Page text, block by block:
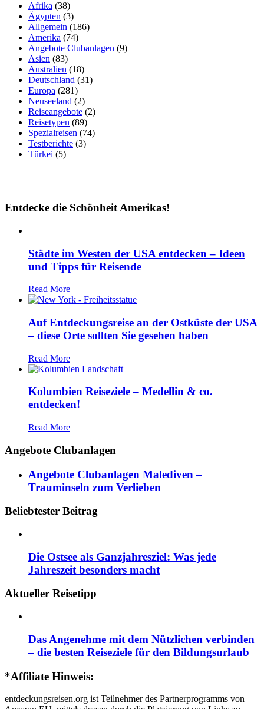
Afrika (38)
Ägypten (3)
Allgemein (186)
Amerika (74)
Angebote Clubanlagen (9)
Asien (83)
Australien (18)
Deutschland (31)
Europa (281)
Neuseeland (2)
Reiseangebote (2)
Reisetypen (89)
Spezialreisen (74)
Testberichte (3)
Türkei (5)
Entdecke die Schönheit Amerikas!
Städte im Westen der USA entdecken – Ideen
und Tipps für Reisende
Read More
Auf Entdeckungsreise an der Ostküste der USA
– diese Orte sollten Sie gesehen haben
Read More
Kolumbien Reiseziele – Medellin & co.
entdecken!
Read More
Angebote Clubanlagen
Angebote Clubanlagen Malediven –
Trauminseln zum Verlieben
Beliebtester Beitrag
Die Ostsee als Ganzjahresziel: Was jede
Jahreszeit besonders macht
Aktueller Reisetipp
Das Angenehme mit dem Nützlichen verbinden
– die besten Reiseziele für den Bildungsurlaub
*Affiliate Hinweis:
entdeckungsreisen.org ist Teilnehmer des Partnerprogramms von